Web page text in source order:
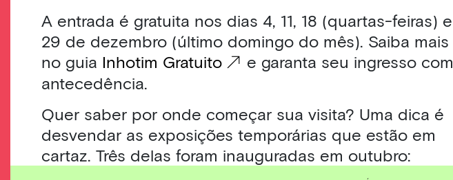
A entrada é gratuita nos dias 4, 11, 18 (quartas-feiras) e
29 de dezembro (último domingo do mês). Saiba mais
no guia Inhotim Gratuito
e garanta seu ingresso com
antecedência.
Quer saber por onde começar sua visita? Uma dica é
desvendar as exposições temporárias que estão em
cartaz. Três delas foram inauguradas em outubro:
Apenas